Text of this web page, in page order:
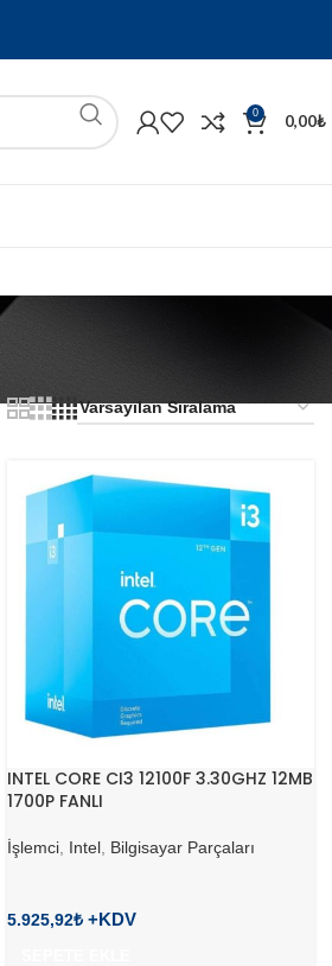
0 0,00₺
INTEL CORE CI3 12100F 3.30GHZ 12MB
1700P FANLI
İşlemci Intel Bilgisayar Parçaları
5.925,92₺